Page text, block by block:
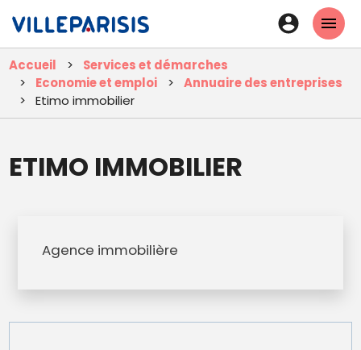
contenu
principal
En-
tête
-
Accueil
Services et démarches
Economie et emploi
Annuaire des entreprises
Etimo immobilier
ETIMO IMMOBILIER
Agence immobilière